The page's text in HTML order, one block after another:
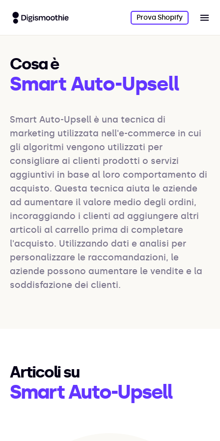
Prova Shopify
Cosa è
Smart Auto-Upsell
Smart Auto-Upsell è una tecnica di
marketing utilizzata nell'e-commerce in cui
gli algoritmi vengono utilizzati per
consigliare ai clienti prodotti o servizi
aggiuntivi in base al loro comportamento di
acquisto. Questa tecnica aiuta le aziende
ad aumentare il valore medio degli ordini,
incoraggiando i clienti ad aggiungere altri
articoli al carrello prima di completare
l'acquisto. Utilizzando dati e analisi per
personalizzare le raccomandazioni, le
aziende possono aumentare le vendite e la
soddisfazione dei clienti.
Articoli su
Smart Auto-Upsell